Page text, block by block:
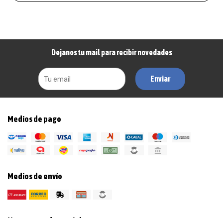
Dejanos tu mail para recibir novedades
Enviar
Medios de pago
Medios de envío